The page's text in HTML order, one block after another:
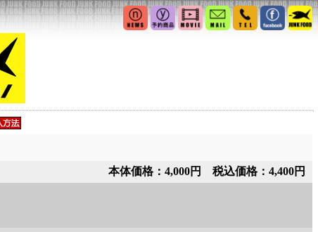
本体価格：4,000円 税込価格：4,400円